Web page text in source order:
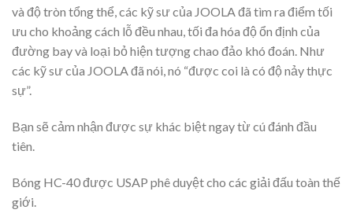
và độ tròn tổng thể, các kỹ sư của JOOLA đã tìm ra điểm tối
ưu cho khoảng cách lỗ đều nhau, tối đa hóa độ ổn định của
đường bay và loại bỏ hiện tượng chao đảo khó đoán. Như
các kỹ sư của JOOLA đã nói, nó “được coi là có độ nảy thực
sự”.
Bạn sẽ cảm nhận được sự khác biệt ngay từ cú đánh đầu
tiên.
Bóng HC-40 được USAP phê duyệt cho các giải đấu toàn thế
giới.